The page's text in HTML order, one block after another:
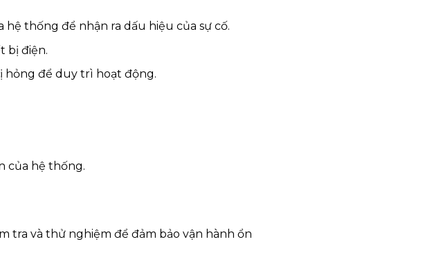
thống để nhận ra dấu hiệu của sự cố.
bị điện.
hỏng để duy trì hoạt động.
của hệ thống.
tra và thử nghiệm để đảm bảo vận hành ổn